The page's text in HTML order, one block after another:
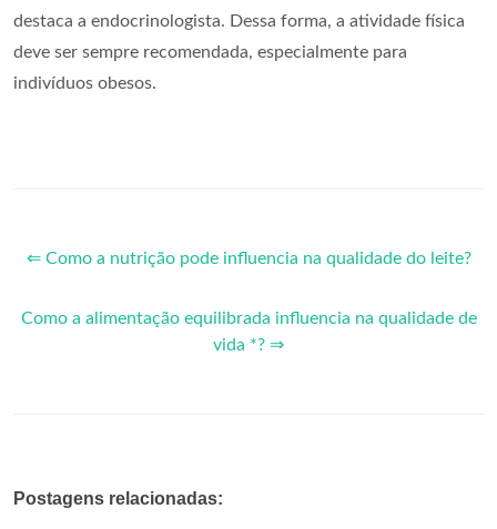
destaca a endocrinologista. Dessa forma, a atividade física
deve ser sempre recomendada, especialmente para
indivíduos obesos.
⇐ Como a nutrição pode influencia na qualidade do leite?
Como a alimentação equilibrada influencia na qualidade de
vida *? ⇒
Postagens relacionadas: